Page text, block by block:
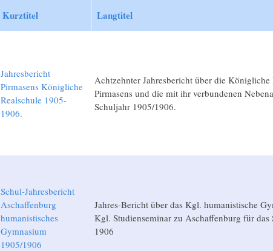
Kurztitel Langtitel
Jahresbericht
Pirmasens Königliche
Realschule 1905-
1906.
Achtzehnter Jahresbericht über die Königliche
Pirmasens und die mit ihr verbundenen
Schuljahr 1905/1906.
Schul-Jahresbericht
Aschaffenburg
humanistisches
Gymnasium
1905/1906
Jahres-Bericht über das Kgl. humanistische
Kgl. Studienseminar zu Aschaffenburg für das
1906